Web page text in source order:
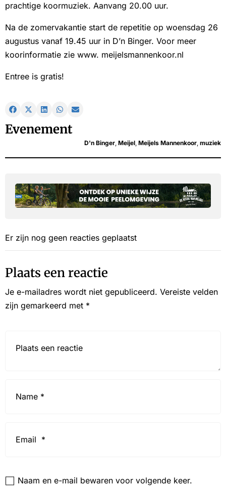
prachtige koormuziek. Aanvang 20.00 uur.
Na de zomervakantie start de repetitie op woensdag 26
augustus vanaf 19.45 uur in D’n Binger. Voor meer
koorinformatie zie www. meijelsmannenkoor.nl
Entree is gratis!
Evenement
D'n Binger, Meijel, Meijels Mannenkoor, muziek
Er zijn nog geen reacties geplaatst
Plaats een reactie
Je e-mailadres wordt niet gepubliceerd. Vereiste velden
zijn gemarkeerd met *
Naam en e-mail bewaren voor volgende keer.